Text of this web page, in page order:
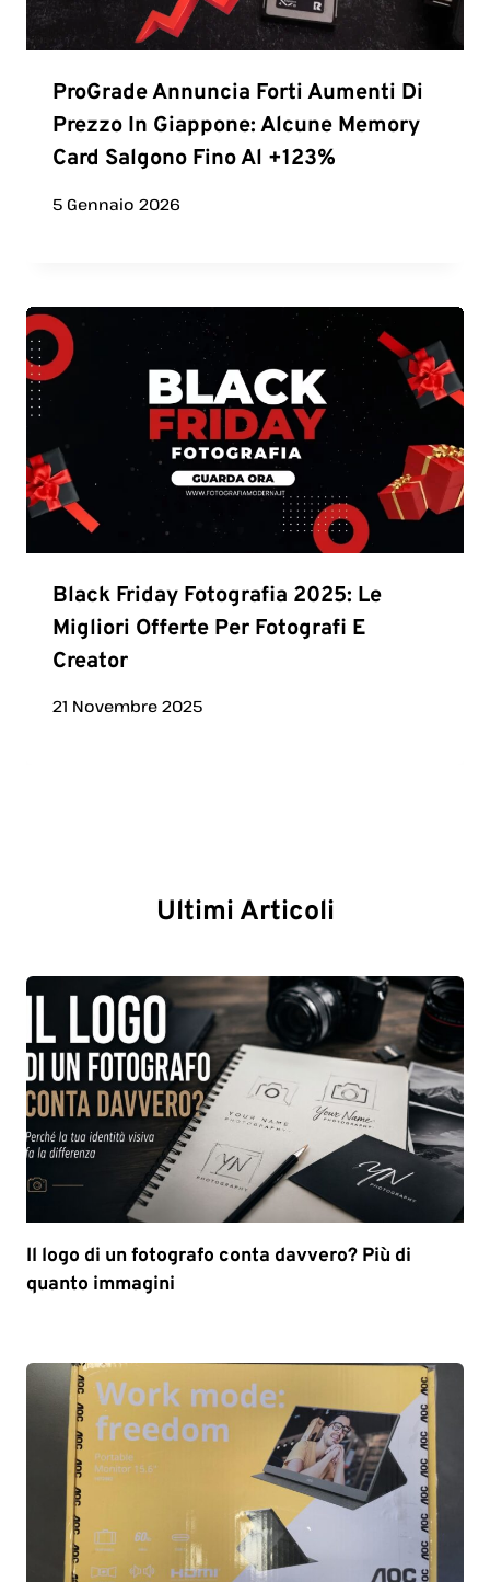
ProGrade Annuncia Forti Aumenti Di
Prezzo In Giappone: Alcune Memory
Card Salgono Fino Al +123%
5 Gennaio 2026
Black Friday Fotografia 2025: Le
Migliori Offerte Per Fotografi E
Creator
21 Novembre 2025
Ultimi Articoli
Il logo di un fotografo conta davvero? Più di
quanto immagini